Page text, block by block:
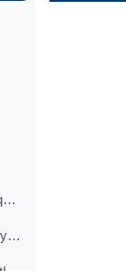
TD class 14/09, Passcode: R^qZJc8B
TD class 19/09, Passcode: ^27y%X6!